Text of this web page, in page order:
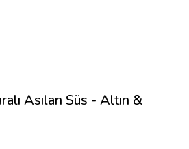
Asılan Süs - Altın &